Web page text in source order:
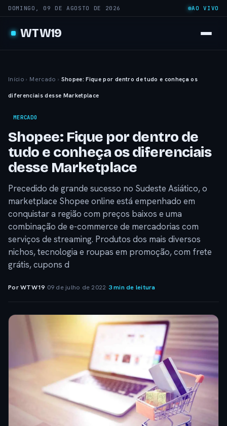
DOMINGO, 09 DE AGOSTO DE 2026 AO VIVO
WTW19
Início › Mercado › Shopee: Fique por dentro de tudo e conheça os
diferenciais desse Marketplace
MERCADO
Shopee: Fique por dentro de
tudo e conheça os diferenciais
desse Marketplace
Precedido de grande sucesso no Sudeste Asiático, o
marketplace Shopee online está empenhado em
conquistar a região com preços baixos e uma
combinação de e-commerce de mercadorias com
serviços de streaming. Produtos dos mais diversos
nichos, tecnologia e roupas em promoção, com frete
grátis, cupons d
Por WTW19· 09 de julho de 2022·3 min de leitura